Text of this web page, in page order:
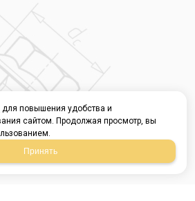
для повышения удобства и
сайтом. Продолжая просмотр, вы
Принять